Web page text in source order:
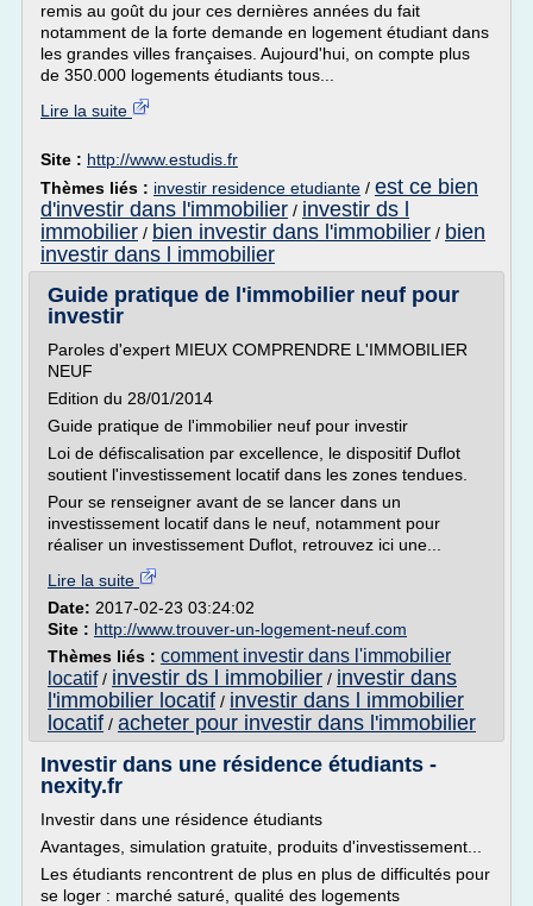
remis au goût du jour ces dernières années du fait
notamment de la forte demande en logement étudiant dans
les grandes villes françaises. Aujourd'hui, on compte plus
de 350.000 logements étudiants tous...
Lire la suite
Site : http://www.estudis.fr
Thèmes liés : investir residence etudiante / est ce bien
d'investir dans l'immobilier / investir ds l
immobilier / bien investir dans l'immobilier / bien
investir dans l immobilier
Guide pratique de l'immobilier neuf pour
investir
Paroles d'expert MIEUX COMPRENDRE L'IMMOBILIER
NEUF
Edition du 28/01/2014
Guide pratique de l'immobilier neuf pour investir
Loi de défiscalisation par excellence, le dispositif Duflot
soutient l'investissement locatif dans les zones tendues.
Pour se renseigner avant de se lancer dans un
investissement locatif dans le neuf, notamment pour
réaliser un investissement Duflot, retrouvez ici une...
Lire la suite
Date: 2017-02-23 03:24:02
Site : http://www.trouver-un-logement-neuf.com
Thèmes liés : comment investir dans l'immobilier
locatif/ investir ds l immobilier / investir dans
l'immobilier locatif / investir dans l immobilier
locatif / acheter pour investir dans l'immobilier
Investir dans une résidence étudiants -
nexity.fr
Investir dans une résidence étudiants
Avantages, simulation gratuite, produits d'investissement...
Les étudiants rencontrent de plus en plus de difficultés pour
se loger : marché saturé, qualité des logements